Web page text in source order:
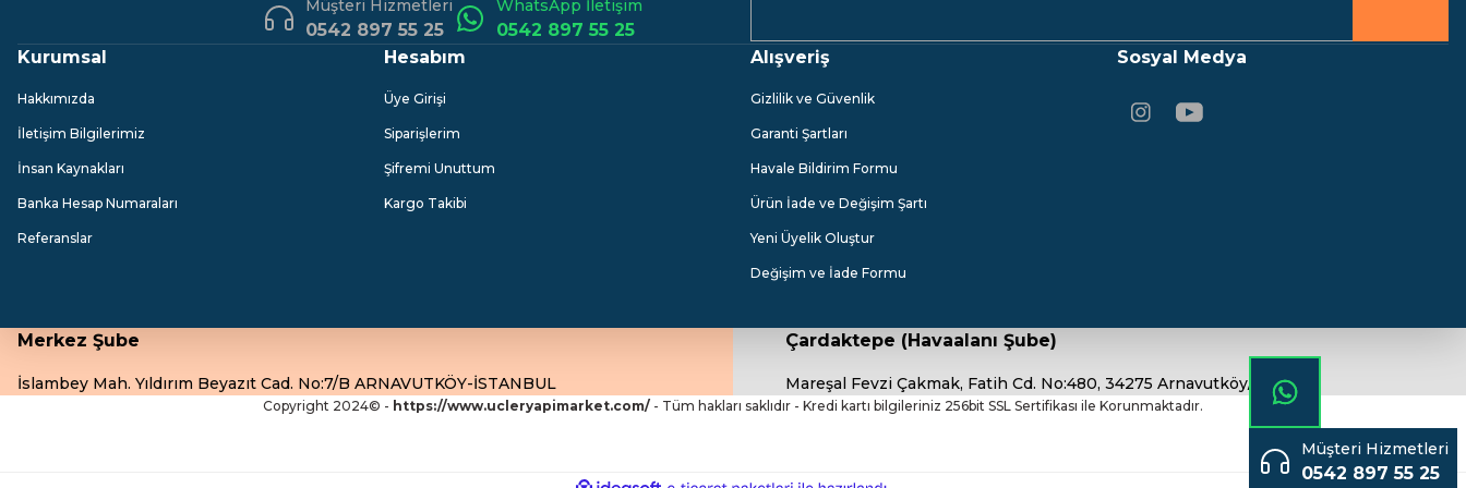
Gönder
Müşteri Hizmetleri
0542 897 55 25
WhatsApp İletişim
0542 897 55 25
Kurumsal
Hakkımızda
İletişim Bilgilerimiz
İnsan Kaynakları
Banka Hesap Numaraları
Referanslar
Hesabım
Üye Girişi
Siparişlerim
Şifremi Unuttum
Kargo Takibi
Alışveriş
Gizlilik ve Güvenlik
Garanti Şartları
Havale Bildirim Formu
Ürün İade ve Değişim Şartı
Yeni Üyelik Oluştur
Değişim ve İade Formu
Sosyal Medya
Merkez Şube
İslambey Mah. Yıldırım Beyazıt Cad. No:7/B ARNAVUTKÖY-İSTANBUL
Çardaktepe (Havaalanı Şube)
Mareşal Fevzi Çakmak, Fatih Cd. No:480, 34275 Arnavutköy/İstanbul
Copyright 2024© - https://www.ucleryapimarket.com/ - Tüm hakları saklıdır - Kredi kartı bilgileriniz 256bit SSL Sertifikası ile Korunmaktadır.
Müşteri Hizmetleri
0542 897 55 25